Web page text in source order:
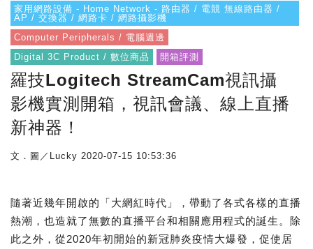
家用網路設備 - Home Network - 路由器 / 電競 無線路由器 /
AP / 交換器 / 網路卡 / 網路攝影機
Computer Peripherals / 電腦週邊
Digital 3C Product / 數位商品
開箱評測
羅技Logitech StreamCam視訊攝
影機實測開箱，視訊會議、線上直播
新神器！
文．圖／Lucky 2020-07-15 10:53:36
隨著近幾年開啟的「大網紅時代」，帶動了各式各樣的直播
熱潮，也造就了無數的直播平台和相關應用程式的誕生。除
此之外，從2020年初開始的新冠肺炎疫情大爆發，促使居